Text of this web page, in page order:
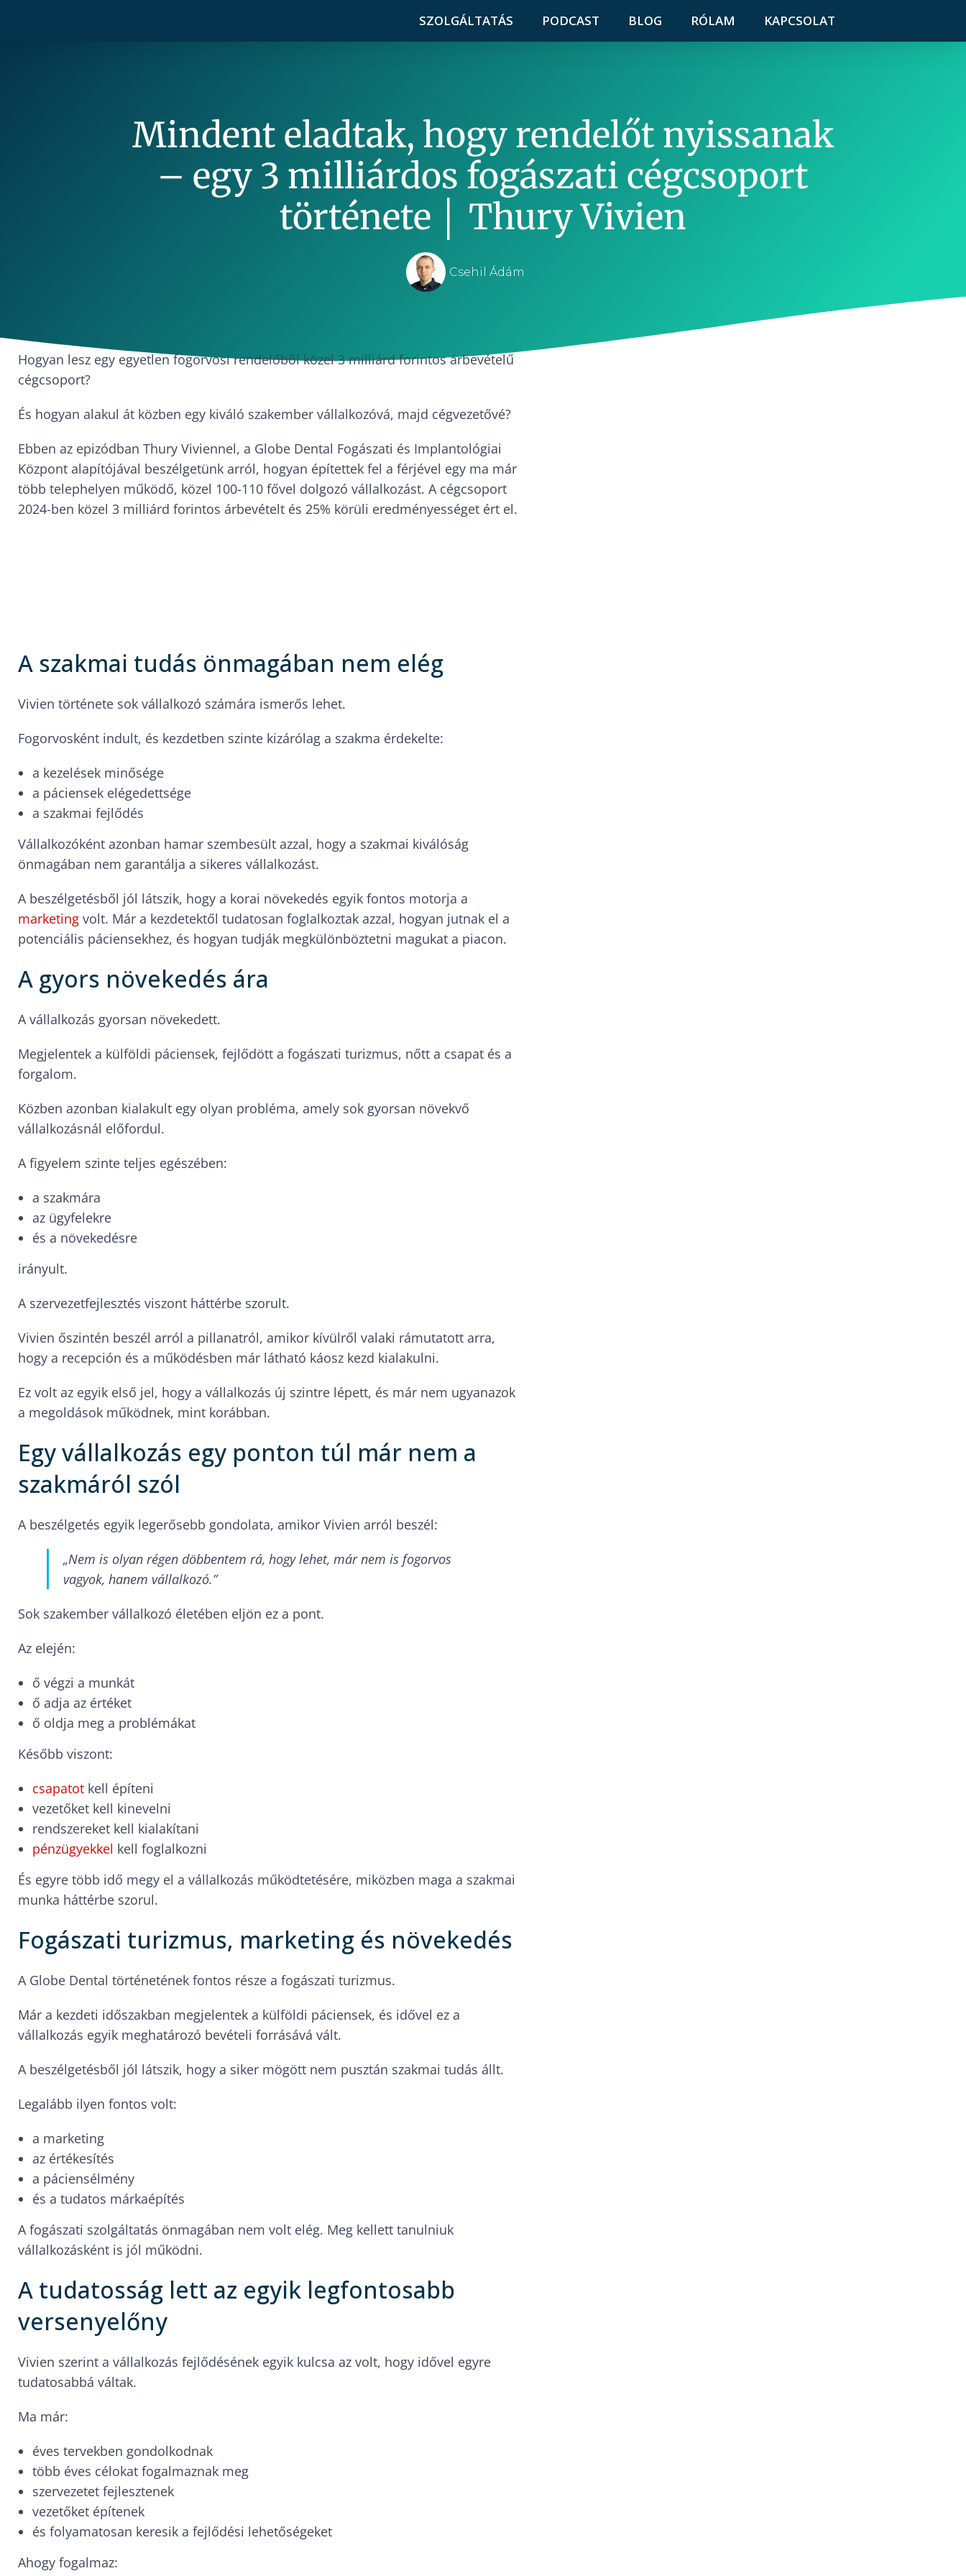
SZOLGÁLTATÁS PODCAST BLOG RÓLAM KAPCSOLAT
Mindent eladtak, hogy rendelőt nyissanak
– egy 3 milliárdos fogászati cégcsoport
története │ Thury Vivien
Csehil Ádám
Hogyan lesz egy egyetlen fogorvosi rendelőből közel 3 milliárd forintos árbevételű
cégcsoport?
És hogyan alakul át közben egy kiváló szakember vállalkozóvá, majd cégvezetővé?
Ebben az epizódban Thury Viviennel, a Globe Dental Fogászati és Implantológiai
Központ alapítójával beszélgetünk arról, hogyan építettek fel a férjével egy ma már
több telephelyen működő, közel 100-110 fővel dolgozó vállalkozást. A cégcsoport
2024-ben közel 3 milliárd forintos árbevételt és 25% körüli eredményességet ért el.
A szakmai tudás önmagában nem elég
Vivien története sok vállalkozó számára ismerős lehet.
Fogorvosként indult, és kezdetben szinte kizárólag a szakma érdekelte:
a kezelések minősége
a páciensek elégedettsége
a szakmai fejlődés
Vállalkozóként azonban hamar szembesült azzal, hogy a szakmai kiválóság
önmagában nem garantálja a sikeres vállalkozást.
A beszélgetésből jól látszik, hogy a korai növekedés egyik fontos motorja a
marketing volt. Már a kezdetektől tudatosan foglalkoztak azzal, hogyan jutnak el a
potenciális páciensekhez, és hogyan tudják megkülönböztetni magukat a piacon.
A gyors növekedés ára
A vállalkozás gyorsan növekedett.
Megjelentek a külföldi páciensek, fejlődött a fogászati turizmus, nőtt a csapat és a
forgalom.
Közben azonban kialakult egy olyan probléma, amely sok gyorsan növekvő
vállalkozásnál előfordul.
A figyelem szinte teljes egészében:
a szakmára
az ügyfelekre
és a növekedésre
irányult.
A szervezetfejlesztés viszont háttérbe szorult.
Vivien őszintén beszél arról a pillanatról, amikor kívülről valaki rámutatott arra,
hogy a recepción és a működésben már látható káosz kezd kialakulni.
Ez volt az egyik első jel, hogy a vállalkozás új szintre lépett, és már nem ugyanazok
a megoldások működnek, mint korábban.
Egy vállalkozás egy ponton túl már nem a
szakmáról szól
A beszélgetés egyik legerősebb gondolata, amikor Vivien arról beszél:
„Nem is olyan régen döbbentem rá, hogy lehet, már nem is fogorvos
vagyok, hanem vállalkozó.”
Sok szakember vállalkozó életében eljön ez a pont.
Az elején:
ő végzi a munkát
ő adja az értéket
ő oldja meg a problémákat
Később viszont:
csapatot kell építeni
vezetőket kell kinevelni
rendszereket kell kialakítani
pénzügyekkel kell foglalkozni
És egyre több idő megy el a vállalkozás működtetésére, miközben maga a szakmai
munka háttérbe szorul.
Fogászati turizmus, marketing és növekedés
A Globe Dental történetének fontos része a fogászati turizmus.
Már a kezdeti időszakban megjelentek a külföldi páciensek, és idővel ez a
vállalkozás egyik meghatározó bevételi forrásává vált.
A beszélgetésből jól látszik, hogy a siker mögött nem pusztán szakmai tudás állt.
Legalább ilyen fontos volt:
a marketing
az értékesítés
a páciensélmény
és a tudatos márkaépítés
A fogászati szolgáltatás önmagában nem volt elég. Meg kellett tanulniuk
vállalkozásként is jól működni.
A tudatosság lett az egyik legfontosabb
versenyelőny
Vivien szerint a vállalkozás fejlődésének egyik kulcsa az volt, hogy idővel egyre
tudatosabbá váltak.
Ma már:
éves tervekben gondolkodnak
több éves célokat fogalmaznak meg
szervezetet fejlesztenek
vezetőket építenek
és folyamatosan keresik a fejlődési lehetőségeket
Ahogy fogalmaz: